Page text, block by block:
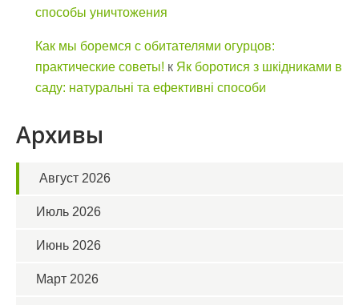
способы уничтожения
Как мы боремся с обитателями огурцов:
практические советы! к Як боротися з шкідниками в
саду: натуральні та ефективні способи
Архивы
Август 2026
Июль 2026
Июнь 2026
Март 2026